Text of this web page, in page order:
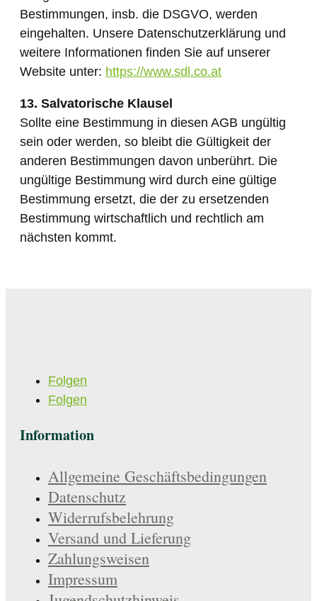
Bestimmungen, insb. die DSGVO, werden
eingehalten. Unsere Datenschutzerklärung und
weitere Informationen finden Sie auf unserer
Website unter: https://www.sdl.co.at
13. Salvatorische Klausel
Sollte eine Bestimmung in diesen AGB ungültig
sein oder werden, so bleibt die Gültigkeit der
anderen Bestimmungen davon unberührt. Die
ungültige Bestimmung wird durch eine gültige
Bestimmung ersetzt, die der zu ersetzenden
Bestimmung wirtschaftlich und rechtlich am
nächsten kommt.
Folgen
Folgen
Information
Allgemeine Geschäftsbedingungen
Datenschutz
Widerrufsbelehrung
Versand und Lieferung
Zahlungsweisen
Impressum